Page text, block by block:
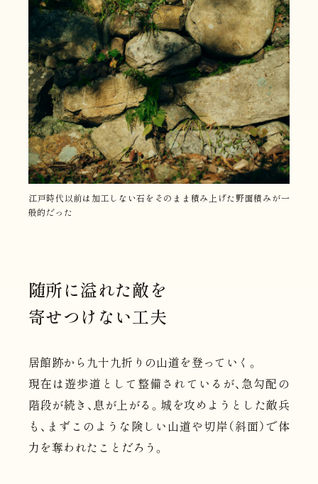
江戸時代以前は加工しない石をそのまま積み上げた野面積みが一
般的だった
随所に溢れた敵を
寄せつけない工夫
居館跡から九十九折りの山道を登っていく。
現在は遊歩道として整備されているが、急勾配の
階段が続き、息が上がる。城を攻めようとした敵兵
も、まずこのような険しい山道や切岸（斜面）で体
力を奪われたことだろう。